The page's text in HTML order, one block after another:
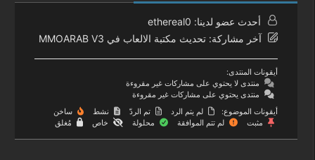
أحدث عضو لدينا: ethereal0
آخر مشاركة: تحديث مكتبة الالعاب في MMOARAB V3
أيقونات المنتدى:
منتدى لا يحتوي على مشاركات غير مقروءة
منتدى يحتوي على مشاركات غير مقروءة
أيقونات الموضوع:
لم يتم الرد تم الردّ نشط
ساخن
مثبت
لم تتم الموافقة محلولة خاص مُغلق